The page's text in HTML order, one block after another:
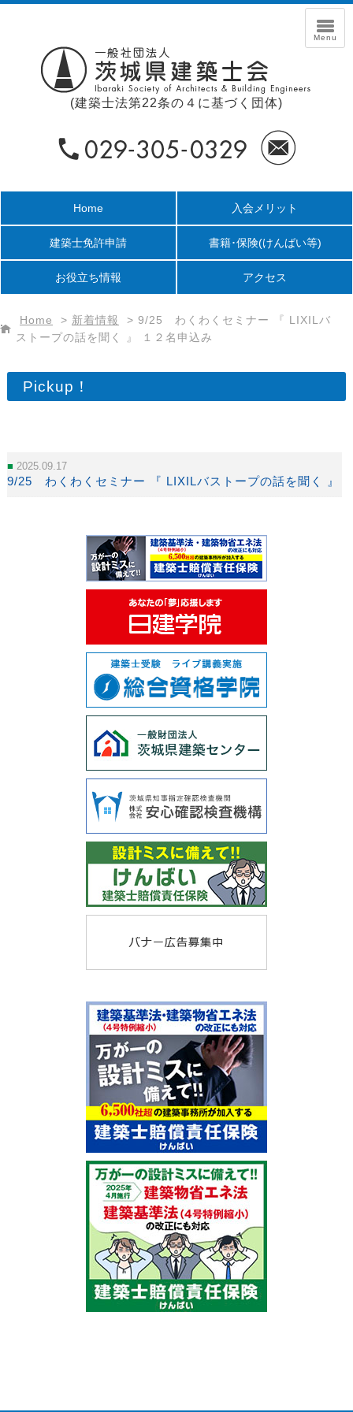
(建築士法第22条の４に基づく団体)
Home 入会メリット
建築士免許申請 書籍･保険(けんばい等)
お役立ち情報 アクセス
Home > 新着情報 > 9/25 わくわくセミナー 『 LIXILバ
ストープの話を聞く 』 １２名申込み
Pickup！
2025.09.17
9/25 わくわくセミナー 『 LIXILバストープの話を聞く 』